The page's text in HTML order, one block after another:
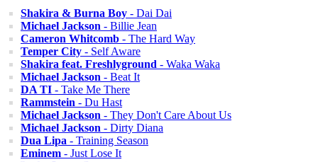
Shakira & Burna Boy - Dai Dai
Michael Jackson - Billie Jean
Cameron Whitcomb - The Hard Way
Temper City - Self Aware
Shakira feat. Freshlyground - Waka Waka
Michael Jackson - Beat It
DA TI - Take Me There
Rammstein - Du Hast
Michael Jackson - They Don't Care About Us
Michael Jackson - Dirty Diana
Dua Lipa - Training Season
Eminem - Just Lose It